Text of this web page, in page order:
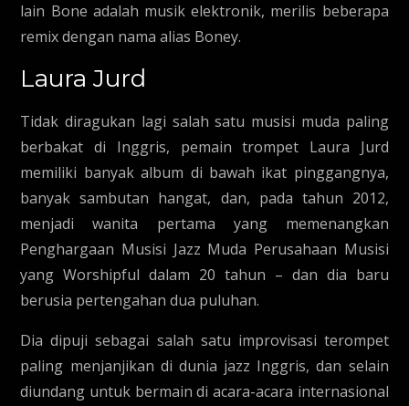
lain Bone adalah musik elektronik, merilis beberapa
remix dengan nama alias Boney.
Laura Jurd
Tidak diragukan lagi salah satu musisi muda paling
berbakat di Inggris, pemain trompet Laura Jurd
memiliki banyak album di bawah ikat pinggangnya,
banyak sambutan hangat, dan, pada tahun 2012,
menjadi wanita pertama yang memenangkan
Penghargaan Musisi Jazz Muda Perusahaan Musisi
yang Worshipful dalam 20 tahun – dan dia baru
berusia pertengahan dua puluhan.
Dia dipuji sebagai salah satu improvisasi terompet
paling menjanjikan di dunia jazz Inggris, dan selain
diundang untuk bermain di acara-acara internasional